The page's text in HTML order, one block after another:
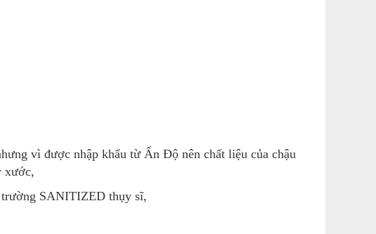
vì được nhập khẩu từ Ấn Độ nên chất liệu của chậu
xước,
trường SANITIZED thụy sĩ,